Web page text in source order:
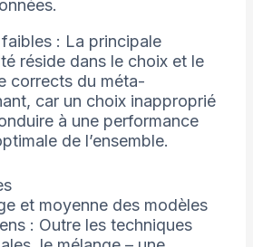
: La principale
réside dans le choix et le
corrects du méta-
car un choix inapproprié
à une performance
de l’ensemble.
et moyenne des modèles
: Outre les techniques